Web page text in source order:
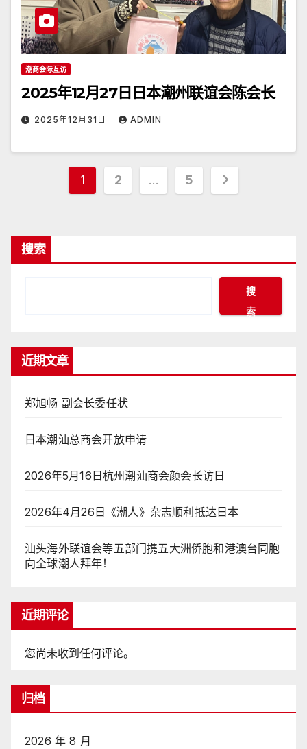
潮商会际互访
2025年12月27日日本潮州联谊会陈会长
2025年12月31日 ADMIN
文
页
1 2 … 5
搜索
搜
索
近期文章
郑旭畅 副会长委任状
日本潮汕总商会开放申请
2026年5月16日杭州潮汕商会颜会长访日
2026年4月26日《潮人》杂志顺利抵达日本
汕头海外联谊会等五部门携五大洲侨胞和港澳台同胞
向全球潮人拜年！
近期评论
您尚未收到任何评论。
归档
2026 年 8 月